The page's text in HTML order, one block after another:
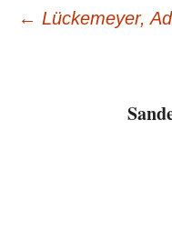
← Lückemeyer,